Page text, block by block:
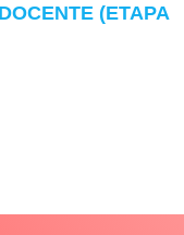
(ETAPA